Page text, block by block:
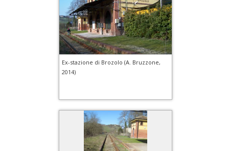
Ex-stazione di Brozolo (A. Bruzzone,
2014)